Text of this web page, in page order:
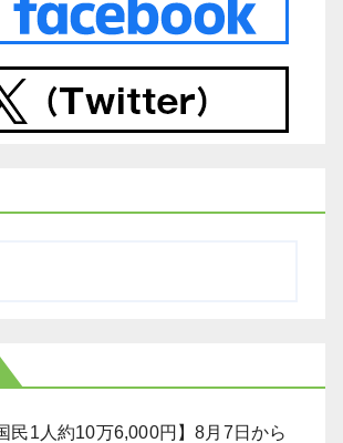
民1人約10万6,000円】8月7日から